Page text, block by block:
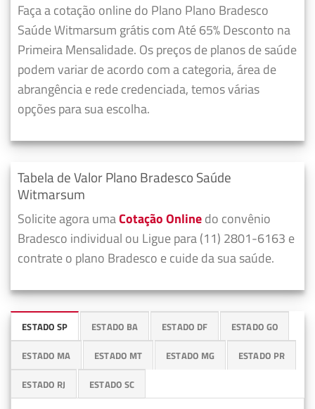
Faça a cotação online do Plano Plano Bradesco
Saúde Witmarsum grátis com Até 65% Desconto na
Primeira Mensalidade. Os preços de planos de saúde
podem variar de acordo com a categoria, área de
abrangência e rede credenciada, temos várias
opções para sua escolha.
Tabela de Valor Plano Bradesco Saúde
Witmarsum
Solicite agora umaCotação Onlinedo convênio
Bradesco individual ou Ligue para (11) 2801-6163 e
contrate o plano Bradesco e cuide da sua saúde.
ESTADO SP ESTADO BA ESTADO DF ESTADO GO
ESTADO MA ESTADO MT ESTADO MG ESTADO PR
ESTADO RJ ESTADO SC